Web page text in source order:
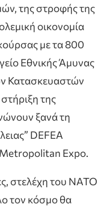
της στροφής της
οικονομία
με τα 800
Εθνικής Άμυνας
Κατασκευαστών
της
ξανά τη
DEFEA
Expo.
στελέχη του ΝΑΤΟ
τον κόσμο θα